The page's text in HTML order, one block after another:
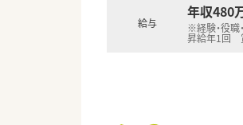
＜選べる勤
■4つの勤
■薬剤師と
給与
年収480
※経験・役職
昇給年1回